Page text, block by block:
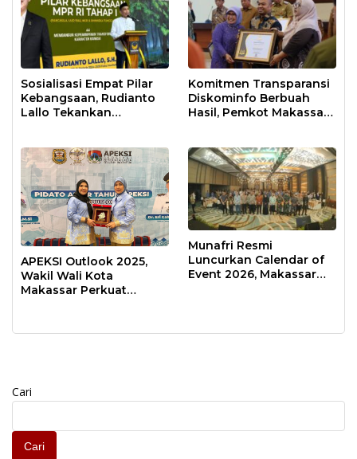
Sosialisasi Empat Pilar
Kebangsaan, Rudianto
Lallo Tekankan
Komitmen Transparansi
Diskominfo Berbuah
Hasil, Pemkot Makassar
APEKSI Outlook 2025,
Wakil Wali Kota
Makassar Perkuat
Munafri Resmi
Luncurkan Calendar of
Event 2026, Makassar
Cari
Cari